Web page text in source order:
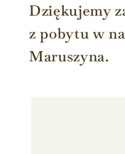
Dziękujemy
z pobytu w
Maruszyna.